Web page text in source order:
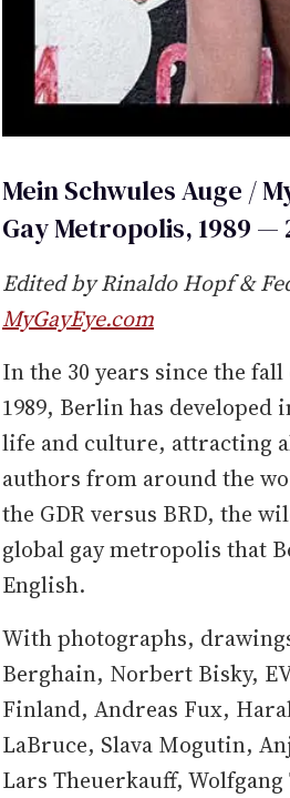
Mein Schwules Auge /
Gay Metropolis, 1989 —
Edited by Rinaldo Hopf &
MyGayEye.com
In the 30 years since the
1989, Berlin has developed
life and culture, attracting
authors from around the
the GDR versus BRD, the
global gay metropolis that
English.
With photographs,
Berghain, Norbert Bisky,
Finland, Andreas Fux,
LaBruce, Slava Mogutin,
Lars Theuerkauff,